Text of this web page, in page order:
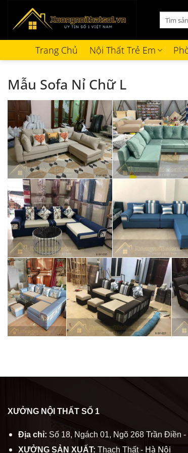
Tìm
kiếm:
Trang Chủ Nội Thất Trẻ Em
Mẫu Sofa Nỉ Chữ L
XƯỞNG NỘI THẤT SỐ 1
Địa chỉ: Số 18, Ngách 01, Ngõ 268 Trần Điền
XƯỞNG SẢN XUẤT: Thạch Thất -Hà Nội